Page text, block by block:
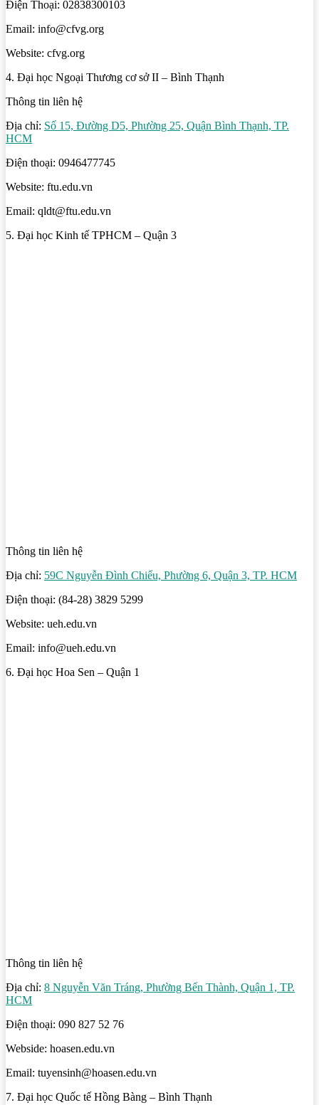
Điện Thoại: 02838300103
Email: info@cfvg.org
Website: cfvg.org
4. Đại học Ngoại Thương cơ sở II – Bình Thạnh
Thông tin liên hệ
Địa chỉ: Số 15, Đường D5, Phường 25, Quận Bình Thạnh, TP.
HCM
Điện thoại: 0946477745
Website: ftu.edu.vn
Email: qldt@ftu.edu.vn
5. Đại học Kinh tế TPHCM – Quận 3
Thông tin liên hệ
Địa chỉ: 59C Nguyễn Đình Chiểu, Phường 6, Quận 3, TP. HCM
Điện thoại: (84-28) 3829 5299
Website: ueh.edu.vn
Email: info@ueh.edu.vn
6. Đại học Hoa Sen – Quận 1
Thông tin liên hệ
Địa chỉ: 8 Nguyễn Văn Tráng, Phường Bến Thành, Quận 1, TP.
HCM
Điện thoại: 090 827 52 76
Webside: hoasen.edu.vn
Email: tuyensinh@hoasen.edu.vn
7. Đại học Quốc tế Hồng Bàng – Bình Thạnh